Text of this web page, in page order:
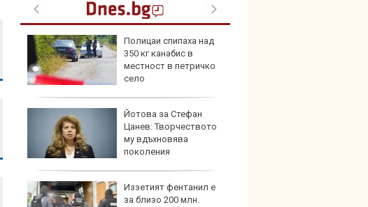
Полицаи спипаха над
350 кг канабис в
местност в петричко
село
Йотова за Стефан
Цанев: Творчеството
му вдъхновява
поколения
Иззетият фентанил е
за близо 200 млн.